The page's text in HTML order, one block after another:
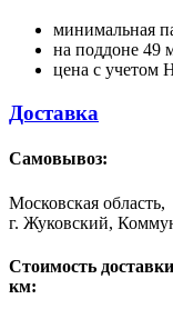
минимальная
на поддоне 49
цена с учетом
Доставка
Самовывоз:
Московская область,
г. Жуковский,
Стоимость
км: